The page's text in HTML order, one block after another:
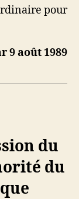
pour
9 août 1989
du
du